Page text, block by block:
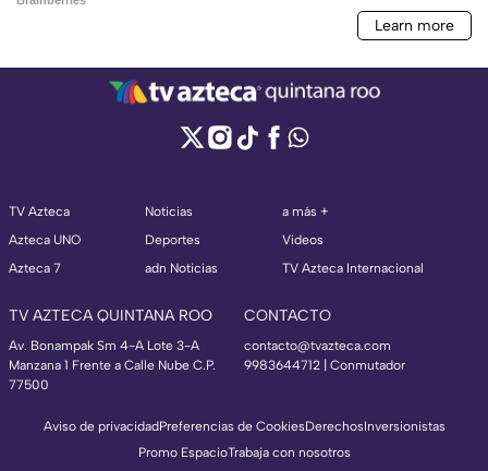
TV Azteca
Azteca UNO
Azteca 7
Noticias
Deportes
adn Noticias
a más +
Videos
TV Azteca Internacional
TV AZTECA QUINTANA ROO
Av. Bonampak Sm 4-A Lote 3-A
Manzana 1 Frente a Calle Nube C.P.
77500
CONTACTO
contacto@tvazteca.com
9983644712 | Conmutador
Aviso de privacidadPreferencias de CookiesDerechosInversionistas
Promo EspacioTrabaja con nosotros